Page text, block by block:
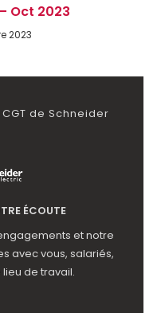
Oct 2023
2023
de Schneider
ÉCOUTE
et notre
avec vous, salariés,
de travail.